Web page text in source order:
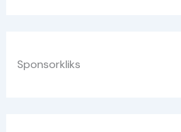
Sponsorkliks